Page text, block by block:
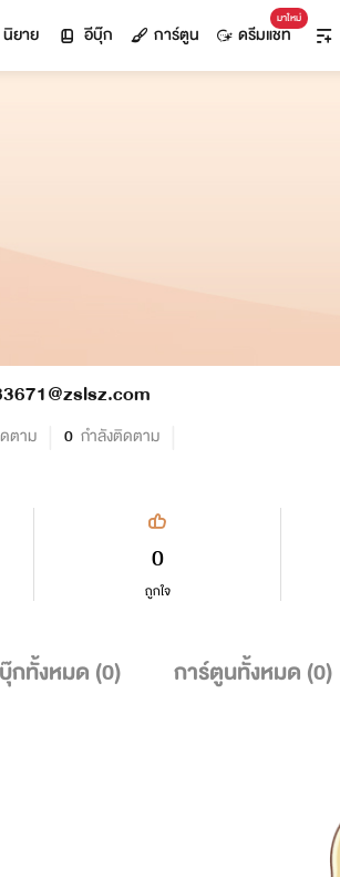
นิยาย อีบุ๊ก การ์ตูน
มาใหม่
ดรีมแชท
ตาม 0 กำลังติดตาม
0
ถูกใจ
กทั้งหมด (0) การ์ตูนทั้งหมด (0)